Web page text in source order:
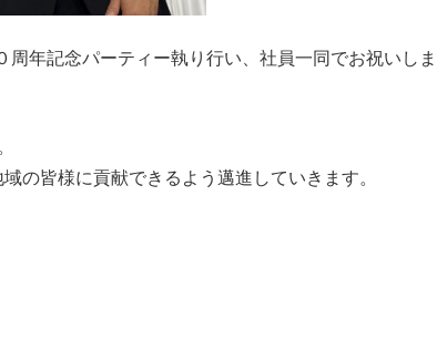
年記念パーティー執り行い、社員一同でお祝いし
の皆様に貢献できるよう邁進していきます。